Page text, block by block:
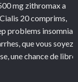
mg zithromax a
20 comprims,
problems insomnia
que vous soyez
une chance de